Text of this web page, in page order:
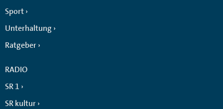
Sport
Unterhaltung
Ratgeber
RADIO
SR 1
SR kultur